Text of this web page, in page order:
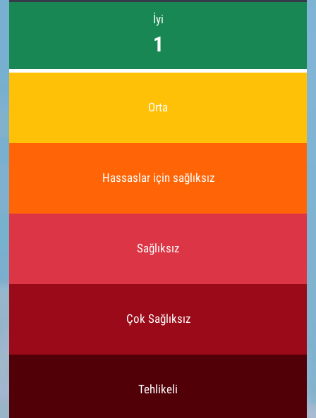
İyi
1
Orta
Hassaslar için sağlıksız
Sağlıksız
Çok Sağlıksız
Tehlikeli